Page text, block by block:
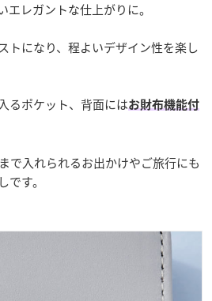
エレガントな仕上がりに。
トになり、程よいデザイン性を楽し
るポケット、背面にはお財布機能付
で入れられるお出かけやご旅行にも
す。